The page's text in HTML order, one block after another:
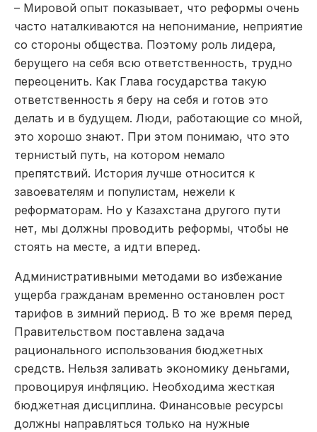
– Мировой опыт показывает, что реформы очень
часто наталкиваются на непонимание, неприятие
со стороны общества. Поэтому роль лидера,
берущего на себя всю ответственность, трудно
переоценить. Как Глава государства такую
ответственность я беру на себя и готов это
делать и в будущем. Люди, работающие со мной,
это хорошо знают. При этом понимаю, что это
тернистый путь, на котором немало
препятствий. История лучше относится к
завоевателям и популистам, нежели к
реформаторам. Но у Казахстана другого пути
нет, мы должны проводить реформы, чтобы не
стоять на месте, а идти вперед.
Административными методами во избежание
ущерба гражданам временно остановлен рост
тарифов в зимний период. В то же время перед
Правительством поставлена задача
рационального использования бюджетных
средств. Нельзя заливать экономику деньгами,
провоцируя инфляцию. Необходима жесткая
бюджетная дисциплина. Финансовые ресурсы
должны направляться только на нужные